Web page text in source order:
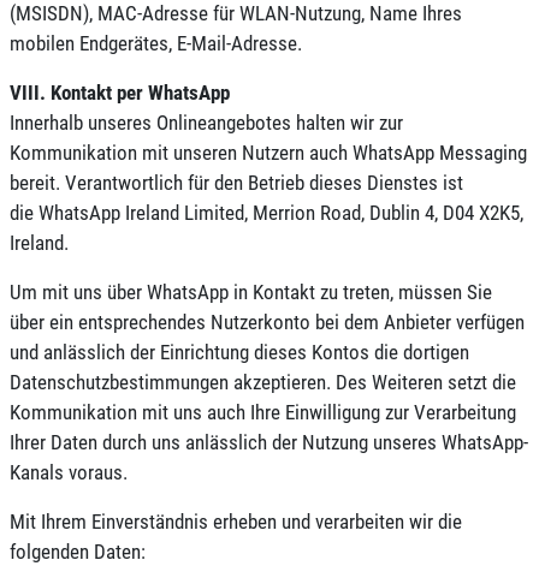
(MSISDN), MAC-Adresse für WLAN-Nutzung, Name Ihres
mobilen Endgerätes, E-Mail-Adresse.
VIII. Kontakt per WhatsApp
Innerhalb unseres Onlineangebotes halten wir zur
Kommunikation mit unseren Nutzern auch WhatsApp Messaging
bereit. Verantwortlich für den Betrieb dieses Dienstes ist
die WhatsApp Ireland Limited, Merrion Road, Dublin 4, D04 X2K5,
Ireland.
Um mit uns über WhatsApp in Kontakt zu treten, müssen Sie
über ein entsprechendes Nutzerkonto bei dem Anbieter verfügen
und anlässlich der Einrichtung dieses Kontos die dortigen
Datenschutzbestimmungen akzeptieren. Des Weiteren setzt die
Kommunikation mit uns auch Ihre Einwilligung zur Verarbeitung
Ihrer Daten durch uns anlässlich der Nutzung unseres WhatsApp-
Kanals voraus.
Mit Ihrem Einverständnis erheben und verarbeiten wir die
folgenden Daten: